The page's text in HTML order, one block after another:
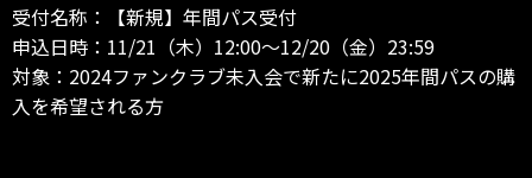
受付名称：【新規】年間パス受付
申込日時：11/21（木）12:00～12/20（金）23:59
対象：2024ファンクラブ未入会で新たに2025年間パスの購
入を希望される方